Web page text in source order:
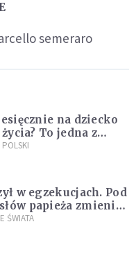
semeraro
na dziecko
To jedna z
"Rozwój
w egzekucjach. Pod
papieża zmienił
ŚWIATA